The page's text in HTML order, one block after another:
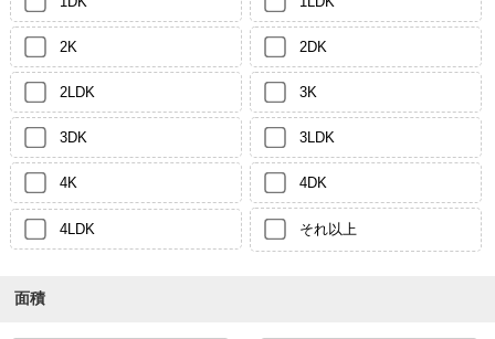
2K 2DK
2LDK 3K
3DK 3LDK
4K 4DK
4LDK それ以上
面積